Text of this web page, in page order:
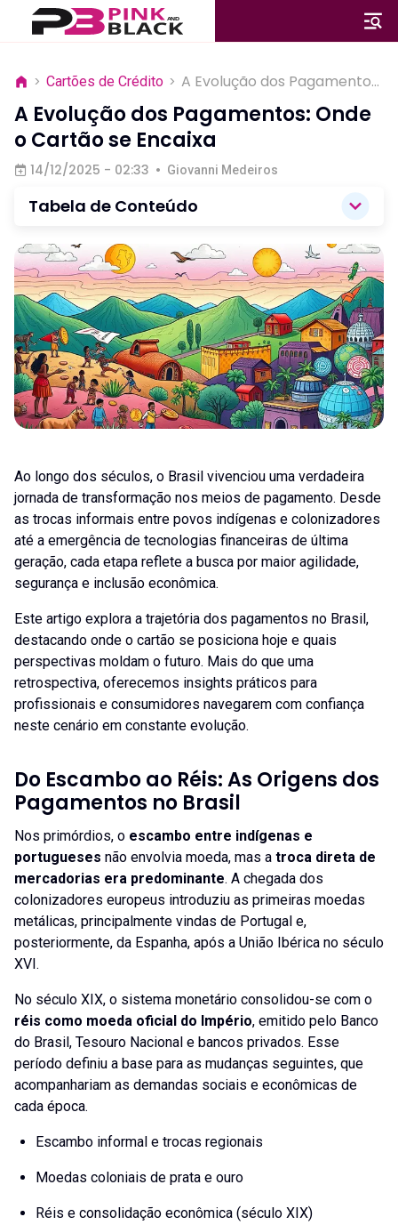
> Cartões de Crédito > A Evolução dos Pagamentos:
Onde o Cartão se Encaixa
A Evolução dos Pagamentos: Onde
o Cartão se Encaixa
14/12/2025 - 02:33 • Giovanni Medeiros
Tabela de Conteúdo
Ao longo dos séculos, o Brasil vivenciou uma verdadeira
jornada de transformação nos meios de pagamento. Desde
as trocas informais entre povos indígenas e colonizadores
até a emergência de tecnologias financeiras de última
geração, cada etapa reflete a busca por maior agilidade,
segurança e inclusão econômica.
Este artigo explora a trajetória dos pagamentos no Brasil,
destacando onde o cartão se posiciona hoje e quais
perspectivas moldam o futuro. Mais do que uma
retrospectiva, oferecemos insights práticos para
profissionais e consumidores navegarem com confiança
neste cenário em constante evolução.
Do Escambo ao Réis: As Origens dos
Pagamentos no Brasil
Nos primórdios, o escambo entre indígenas e
portugueses não envolvia moeda, mas a troca direta de
mercadorias era predominante. A chegada dos
colonizadores europeus introduziu as primeiras moedas
metálicas, principalmente vindas de Portugal e,
posteriormente, da Espanha, após a União Ibérica no século
XVI.
No século XIX, o sistema monetário consolidou-se com o
réis como moeda oficial do Império, emitido pelo Banco
do Brasil, Tesouro Nacional e bancos privados. Esse
período definiu a base para as mudanças seguintes, que
acompanhariam as demandas sociais e econômicas de
cada época.
Escambo informal e trocas regionais
Moedas coloniais de prata e ouro
Réis e consolidação econômica (século XIX)